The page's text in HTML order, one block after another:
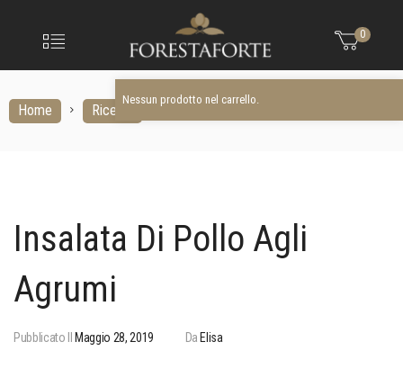
Menu
extravergine
0
Nessun prodotto nel carrello.
Home Ricette
Pubblicato IlMaggio 28, 2019 DaElisa
Insalata Di Pollo Agli
Agrumi
Nessun prodotto nel carrello.